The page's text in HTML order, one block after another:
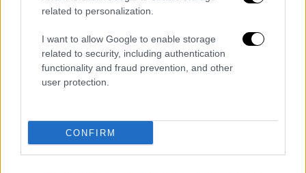
related to personalization.
I want to allow Google to enable storage
related to security, including authentication
functionality and fraud prevention, and other
user protection.
CONFIRM
λουκέτα της χαμηλής και μέσης όχλησης σε
όλη την Κ. Μακεδονία και
2) με τη σκανδαλώδη ερήμωση μόνο στην
επιβάλλει μέτρα ερήμωσης χιλιομέτρων
στον αστικό πληθυσμό, λουκέτα σε σχολεία,